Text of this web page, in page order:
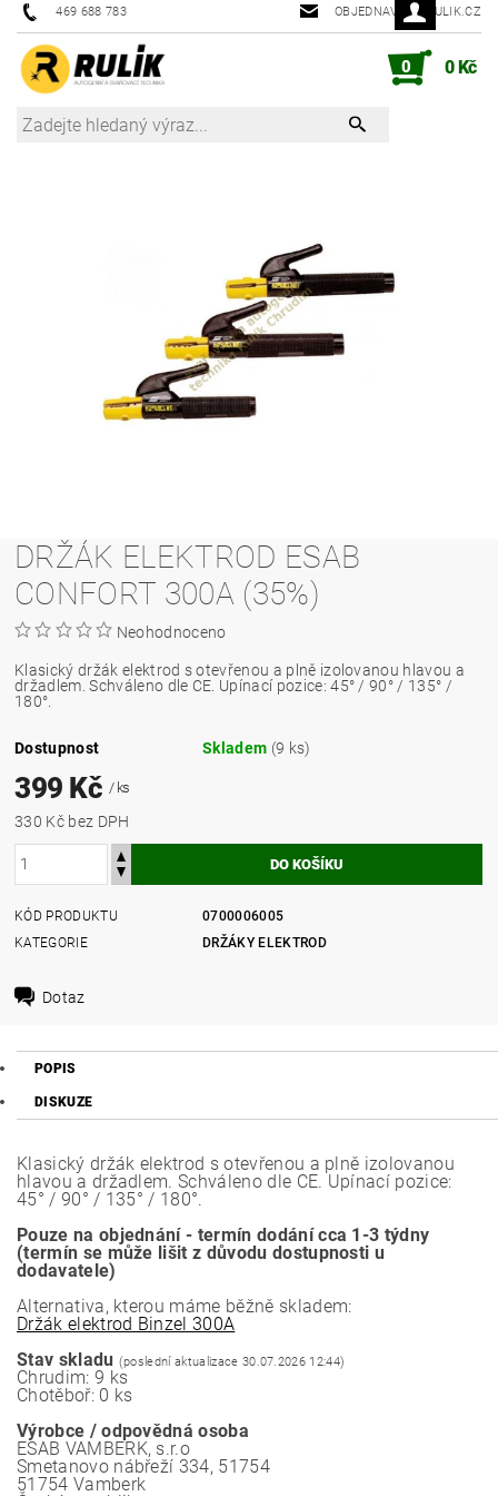
469 688 783 OBJEDNAVKY@RULIK.CZ
0 0 Kč
DRŽÁK ELEKTROD ESAB
CONFORT 300A (35%)
Neohodnoceno
Klasický držák elektrod s otevřenou a plně izolovanou hlavou a
držadlem. Schváleno dle CE. Upínací pozice: 45° / 90° / 135° /
180°.
Dostupnost Skladem (9 ks)
399 Kč / ks
330 Kč bez DPH
KÓD PRODUKTU
0700006005
KATEGORIE
DRŽÁKY ELEKTROD
Dotaz
POPIS
DISKUZE
Klasický držák elektrod s otevřenou a plně izolovanou
hlavou a držadlem. Schváleno dle CE. Upínací pozice:
45° / 90° / 135° / 180°.
Pouze na objednání - termín dodání cca 1-3 týdny
(termín se může lišit z důvodu dostupnosti u
dodavatele)
Alternativa, kterou máme běžně skladem:
Držák elektrod Binzel 300A
Stav skladu (poslední aktualizace 30.07.2026 12:44)
Chrudim: 9 ks
Chotěboř: 0 ks
Výrobce / odpovědná osoba
ESAB VAMBERK, s.r.o
Smetanovo nábřeží 334, 51754
51754 Vamberk